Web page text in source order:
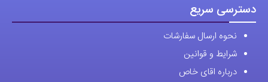
دسترسی سریع
نحوه ارسال سفارشات
شرایط و قوانین
درباره اقای خاص